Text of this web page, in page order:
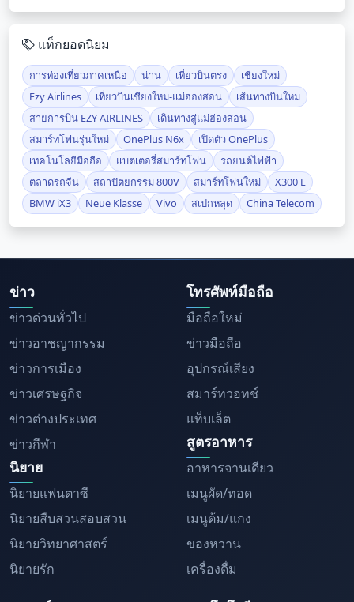
แท็กยอดนิยม
การท่องเที่ยวภาคเหนือ น่าน เที่ยวบินตรง
เชียงใหม่
Ezy Airlines
เที่ยวบินเชียงใหม่-แม่ฮ่องสอน
เส้นทางบินใหม่
สายการบิน EZY AIRLINES
เดินทางสู่แม่ฮ่องสอน
สมาร์ทโฟนรุ่นใหม่
OnePlus N6x
เปิดตัว OnePlus
เทคโนโลยีมือถือ
แบตเตอรี่สมาร์ทโฟน
รถยนต์ไฟฟ้า
ตลาดรถจีน
สถาปัตยกรรม 800V สมาร์ทโฟนใหม่
X300 E
BMW iX3
Neue Klasse Vivo สเปกหลุด China Telecom
ข่าว
ข่าวด่วนทั่วไป
ข่าวอาชญากรรม
ข่าวการเมือง
ข่าวเศรษฐกิจ
ข่าวต่างประเทศ
ข่าวกีฬา
นิยาย
นิยายแฟนตาซี
นิยายสืบสวนสอบสวน
นิยายวิทยาศาสตร์
นิยายรัก
โทรศัพท์มือถือ
มือถือใหม่
ข่าวมือถือ
อุปกรณ์เสียง
สมาร์ทวอทช์
แท็บเล็ต
สูตรอาหาร
อาหารจานเดียว
เมนูผัด/ทอด
เมนูต้ม/แกง
ของหวาน
เครื่องดื่ม